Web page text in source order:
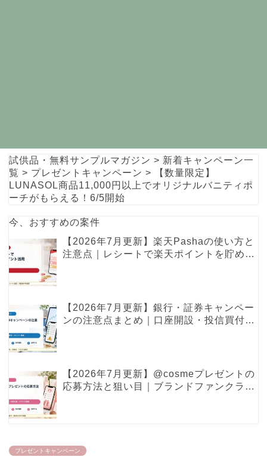
試供品・無料サンプルマガジン > 新着キャンペーン一
覧 > プレゼントキャンペーン >
【数量限定】
LUNASOL商品11,000円以上でオリジナルバニティポ
ーチがもらえる！6/5開始
今、おすすめの案件
【2026年7月更新】楽天Pashaの使い方と
注意点｜レシートで楽天ポイントを貯める
【2026年7月更新】銀行・証券キャンペー
ンの注意点まとめ｜口座開設・投信買付・
【2026年7月更新】@cosmeプレゼントの
応募方法と狙い目｜ブランドファンクラ
プレゼントキャンペーン